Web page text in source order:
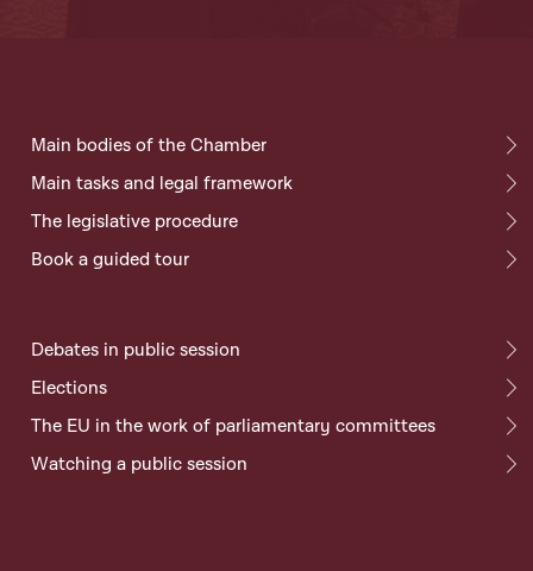
Main bodies of the Chamber
Main tasks and legal framework
The legislative procedure
Book a guided tour
Debates in public session
Elections
The EU in the work of parliamentary committees
Watching a public session